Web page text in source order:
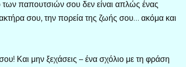
των παπουτσιών σου δεν είναι απλώς ένας
σου, την πορεία της ζωής σου… ακόμα και
Και μην ξεχάσεις – ένα σχόλιο με τη φράση